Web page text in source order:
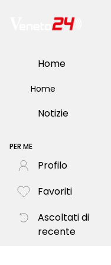
Home
Home
Notizie
PER ME
Profilo
Favoriti
Ascoltati di
recente